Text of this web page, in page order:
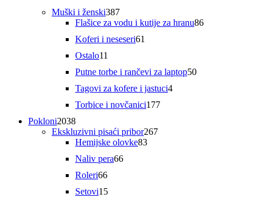
Muški i ženski387387
proizvoda
Flašice za vodu i kutije za hranu8686
Koferi i neseseri61
Ostalo11
Putne torbe i rančevi za laptop5050
Tagovi za kofere i jastuci44
Torbice i novčanici177177
Pokloni20382038
proizvoda
Ekskluzivni pisaći pribor267267
Hemijske olovke8383
Naliv pera6666
Roleri6666
Setovi1515